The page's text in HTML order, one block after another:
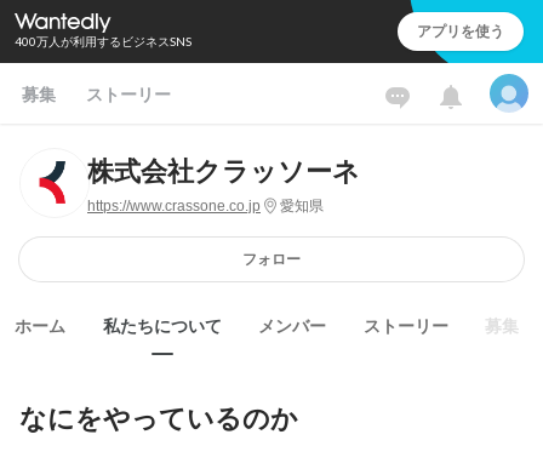
400万人が利用するビジネスSNS アプリを使う
募集 ストーリー
株式会社クラッソーネ
https://www.crassone.co.jp 愛知県
フォロー
ホーム 私たちについて メンバー ストーリー 募集
なにをやっているのか